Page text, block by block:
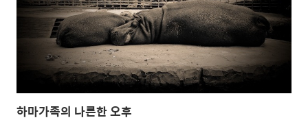
하마가족의 나른한 오후